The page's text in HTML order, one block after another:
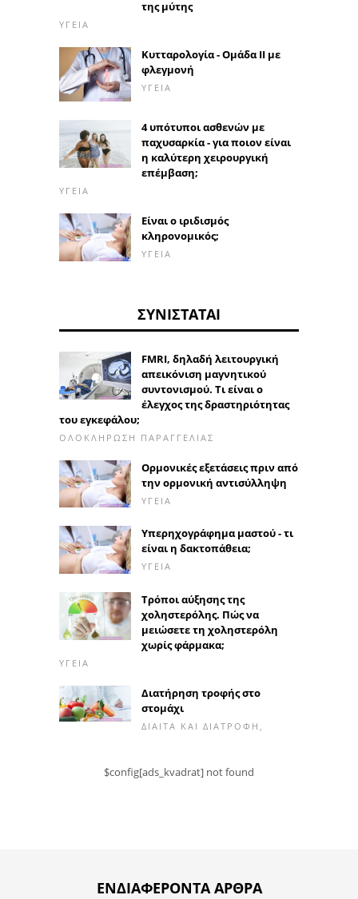
της μύτης
ΥΓΕΊΑ
Κυτταρολογία - Ομάδα ΙΙ με
φλεγμονή
ΥΓΕΊΑ
4 υπότυποι ασθενών με
παχυσαρκία - για ποιον είναι
η καλύτερη χειρουργική
επέμβαση;
ΥΓΕΊΑ
Είναι ο ιριδισμός
κληρονομικός;
ΥΓΕΊΑ
ΣΥΝΙΣΤΆΤΑΙ
FMRI, δηλαδή λειτουργική
απεικόνιση μαγνητικού
συντονισμού. Τι είναι ο
έλεγχος της δραστηριότητας
του εγκεφάλου;
ΟΛΟΚΛΉΡΩΣΗ ΠΑΡΑΓΓΕΛΊΑΣ
Ορμονικές εξετάσεις πριν από
την ορμονική αντισύλληψη
ΥΓΕΊΑ
Υπερηχογράφημα μαστού - τι
είναι η δακτοπάθεια;
ΥΓΕΊΑ
Τρόποι αύξησης της
χοληστερόλης. Πώς να
μειώσετε τη χοληστερόλη
χωρίς φάρμακα;
ΥΓΕΊΑ
Διατήρηση τροφής στο
στομάχι
ΔΊΑΙΤΑ ΚΑΙ ΔΙΑΤΡΟΦΉ,
$config[ads_kvadrat] not found
ΕΝΔΙΑΦΈΡΟΝΤΑ ΆΡΘΡΑ